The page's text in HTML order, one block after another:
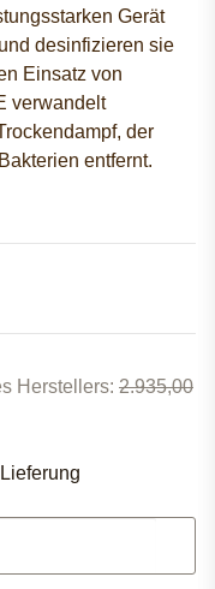
Gerät
desinfizieren sie
Einsatz von
verwandelt
der
entfernt.
Herstellers: 2.935,00